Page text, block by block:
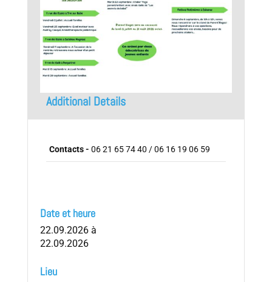
Additional Details
Contacts - 06 21 65 74 40 / 06 16 19 06 59
Date et heure
22.09.2026 à
22.09.2026
Lieu